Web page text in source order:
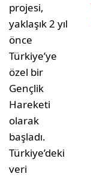
projesi,
yaklaşık 2 yıl
önce
Türkiye’ye
özel bir
Gençlik
Hareketi
olarak
başladı.
Türkiye’deki
veri